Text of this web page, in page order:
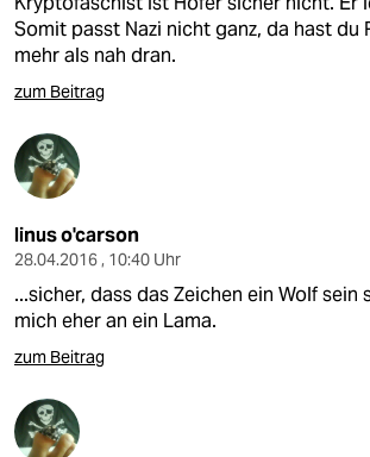
Somit passt Nazi nicht ganz, da hast du
mehr als nah dran.
zum Beitrag
linus o'carson
28.04.2016 , 10:40 Uhr
...sicher, dass das Zeichen ein Wolf sein
mich eher an ein Lama.
zum Beitrag